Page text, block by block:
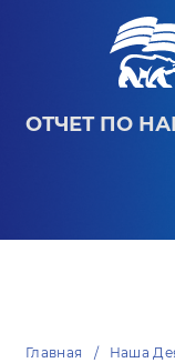
ОТЧЕТ ПО
Главная Наша